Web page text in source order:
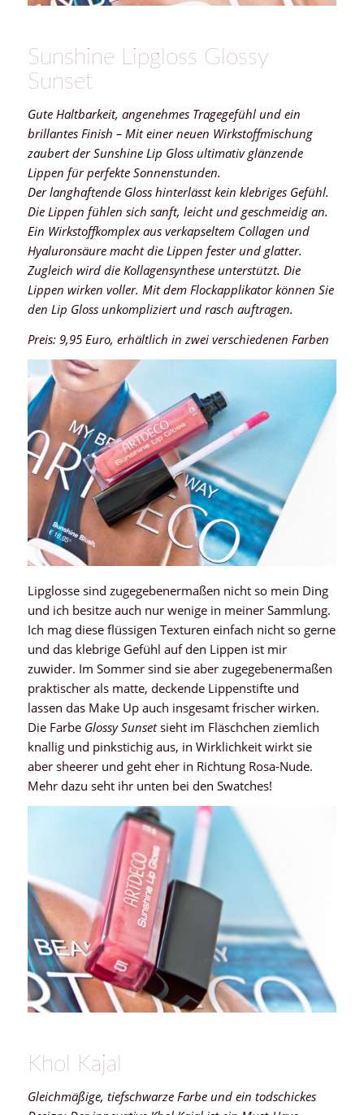
Sunshine Lipgloss Glossy
Sunset
Gute Haltbarkeit, angenehmes Tragegefühl und ein
brillantes Finish – Mit einer neuen Wirkstoffmischung
zaubert der Sunshine Lip Gloss ultimativ glänzende
Lippen für perfekte Sonnenstunden.
Der langhaftende Gloss hinterlässt kein klebriges Gefühl.
Die Lippen fühlen sich sanft, leicht und geschmeidig an.
Ein Wirkstoffkomplex aus verkapseltem Collagen und
Hyaluronsäure macht die Lippen fester und glatter.
Zugleich wird die Kollagensynthese unterstützt. Die
Lippen wirken voller. Mit dem Flockapplikator können Sie
den Lip Gloss unkompliziert und rasch auftragen.
Preis: 9,95 Euro, erhältlich in zwei verschiedenen Farben
Lipglosse sind zugegebenermaßen nicht so mein Ding
und ich besitze auch nur wenige in meiner Sammlung.
Ich mag diese flüssigen Texturen einfach nicht so gerne
und das klebrige Gefühl auf den Lippen ist mir
zuwider. Im Sommer sind sie aber zugegebenermaßen
praktischer als matte, deckende Lippenstifte und
lassen das Make Up auch insgesamt frischer wirken.
Die Farbe Glossy Sunsetsieht im Fläschchen ziemlich
knallig und pinkstichig aus, in Wirklichkeit wirkt sie
aber sheerer und geht eher in Richtung Rosa-Nude.
Mehr dazu seht ihr unten bei den Swatches!
Khol Kajal
Gleichmäßige, tiefschwarze Farbe und ein todschickes